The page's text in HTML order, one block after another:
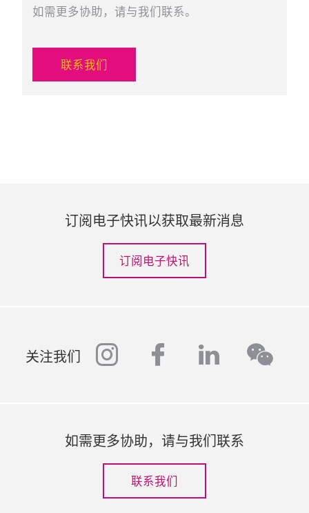
如需更多协助，请与我们联系。
联系我们
订阅电子快讯以获取最新消息
订阅电子快讯
关注我们 instagram
facebook
linkedin
如需更多协助，请与我们联系
联系我们